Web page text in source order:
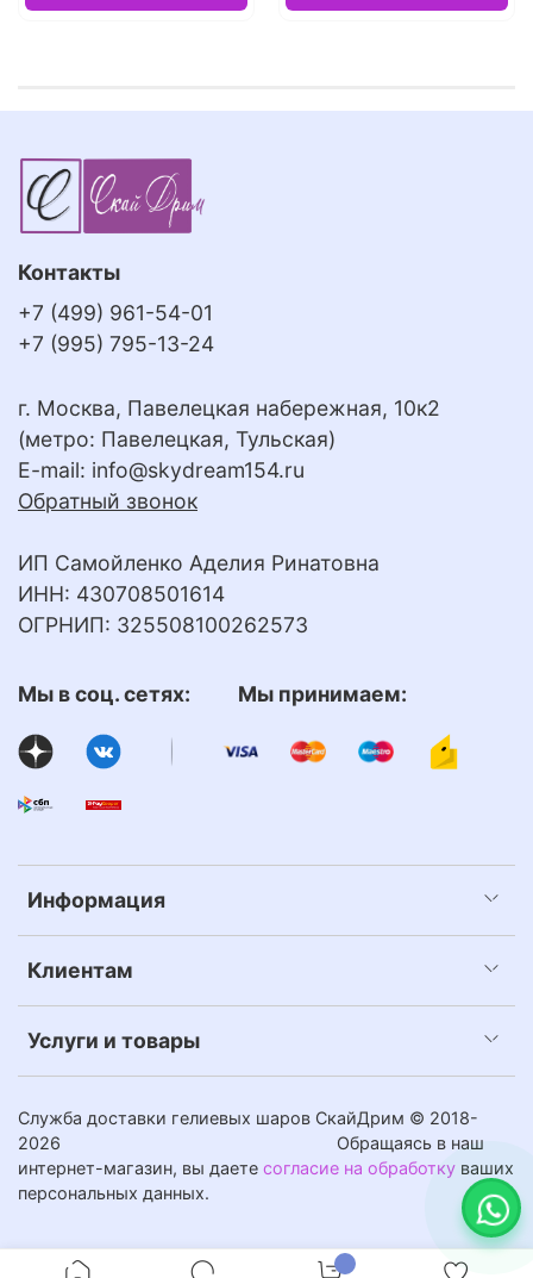
Информация
Клиентам
Услуги и товары
Контакты
+7 (499) 961-54-01
+7 (995) 795-13-24
г. Москва, Павелецкая набережная, 10к2
(метро: Павелецкая, Тульская)
E-mail: info@skydream154.ru
Обратный звонок
ИП Самойленко Аделия Ринатовна
ИНН: 430708501614
ОГРНИП: 325508100262573
Мы в соц. сетях: Мы принимаем:
Служба доставки гелиевых шаров СкайДрим © 2018-
2026 Обращаясь в наш
интернет-магазин, вы даете согласие на обработку ваших
персональных данных.